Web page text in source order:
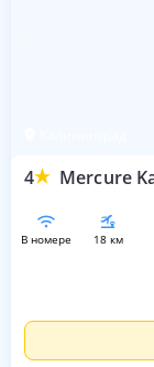
4 Mercure
в номере 18 км